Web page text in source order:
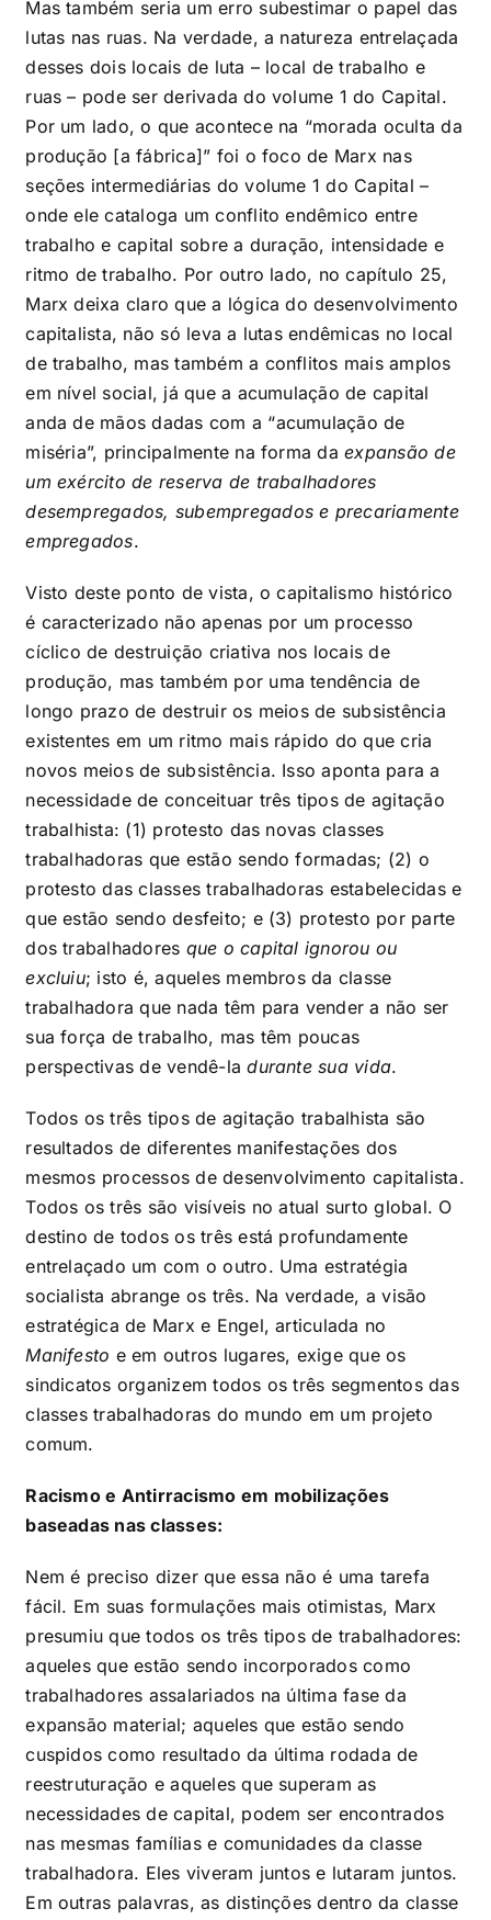
Mas também seria um erro subestimar o papel das
lutas nas ruas. Na verdade, a natureza entrelaçada
desses dois locais de luta – local de trabalho e
ruas – pode ser derivada do volume 1 do Capital.
Por um lado, o que acontece na “morada oculta da
produção [a fábrica]” foi o foco de Marx nas
seções intermediárias do volume 1 do Capital –
onde ele cataloga um conflito endêmico entre
trabalho e capital sobre a duração, intensidade e
ritmo de trabalho. Por outro lado, no capítulo 25,
Marx deixa claro que a lógica do desenvolvimento
capitalista, não só leva a lutas endêmicas no local
de trabalho, mas também a conflitos mais amplos
em nível social, já que a acumulação de capital
anda de mãos dadas com a “acumulação de
miséria”, principalmente na forma daexpansão de
um exército de reserva de trabalhadores
desempregados, subempregados e precariamente
empregados.
Visto deste ponto de vista, o capitalismo histórico
é caracterizado não apenas por um processo
cíclico de destruição criativa nos locais de
produção, mas também por uma tendência de
longo prazo de destruir os meios de subsistência
existentes em um ritmo mais rápido do que cria
novos meios de subsistência. Isso aponta para a
necessidade de conceituar três tipos de agitação
trabalhista: (1) protesto das novas classes
trabalhadoras que estão sendo formadas; (2) o
protesto das classes trabalhadoras estabelecidas e
que estão sendo desfeito; e (3) protesto por parte
dos trabalhadores que o capital ignorou ou
excluiu; isto é, aqueles membros da classe
trabalhadora que nada têm para vender a não ser
sua força de trabalho, mas têm poucas
perspectivas de vendê-ladurante sua vida.
Todos os três tipos de agitação trabalhista são
resultados de diferentes manifestações dos
mesmos processos de desenvolvimento capitalista.
Todos os três são visíveis no atual surto global. O
destino de todos os três está profundamente
entrelaçado um com o outro. Uma estratégia
socialista abrange os três. Na verdade, a visão
estratégica de Marx e Engel, articulada no
Manifesto e em outros lugares, exige que os
sindicatos organizem todos os três segmentos das
classes trabalhadoras do mundo em um projeto
comum.
Racismo e Antirracismo em mobilizações
baseadas nas classes:
Nem é preciso dizer que essa não é uma tarefa
fácil. Em suas formulações mais otimistas, Marx
presumiu que todos os três tipos de trabalhadores:
aqueles que estão sendo incorporados como
trabalhadores assalariados na última fase da
expansão material; aqueles que estão sendo
cuspidos como resultado da última rodada de
reestruturação e aqueles que superam as
necessidades de capital, podem ser encontrados
nas mesmas famílias e comunidades da classe
trabalhadora. Eles viveram juntos e lutaram juntos.
Em outras palavras, as distinções dentro da classe